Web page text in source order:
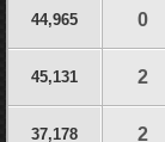
0
44,965
2
45,131
2
37,178